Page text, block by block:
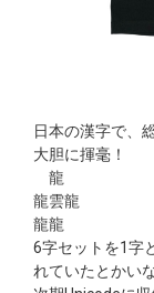
日本の漢字で、
大胆に揮毫！
龍
龍雲龍
龍龍
6字セットを1字
れていたとかい